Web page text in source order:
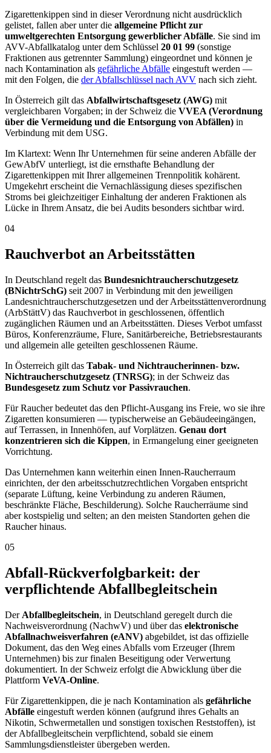
Zigarettenkippen sind in dieser Verordnung nicht ausdrücklich
gelistet, fallen aber unter die allgemeine Pflicht zur
umweltgerechten Entsorgung gewerblicher Abfälle. Sie sind im
AVV-Abfallkatalog unter dem Schlüssel 20 01 99 (sonstige
Fraktionen aus getrennter Sammlung) eingeordnet und können je
nach Kontamination als gefährliche Abfälle eingestuft werden —
mit den Folgen, die der Abfallschlüssel nach AVV nach sich zieht.
In Österreich gilt das Abfallwirtschaftsgesetz (AWG) mit
vergleichbaren Vorgaben; in der Schweiz die VVEA (Verordnung
über die Vermeidung und die Entsorgung von Abfällen) in
Verbindung mit dem USG.
Im Klartext: Wenn Ihr Unternehmen für seine anderen Abfälle der
GewAbfV unterliegt, ist die ernsthafte Behandlung der
Zigarettenkippen mit Ihrer allgemeinen Trennpolitik kohärent.
Umgekehrt erscheint die Vernachlässigung dieses spezifischen
Stroms bei gleichzeitiger Einhaltung der anderen Fraktionen als
Lücke in Ihrem Ansatz, die bei Audits besonders sichtbar wird.
04
Rauchverbot an Arbeitsstätten
In Deutschland regelt das Bundesnichtraucherschutzgesetz
(BNichtrSchG) seit 2007 in Verbindung mit den jeweiligen
Landesnichtraucherschutzgesetzen und der Arbeitsstättenverordnung
(ArbStättV) das Rauchverbot in geschlossenen, öffentlich
zugänglichen Räumen und an Arbeitsstätten. Dieses Verbot umfasst
Büros, Konferenzräume, Flure, Sanitärbereiche, Betriebsrestaurants
und allgemein alle geteilten geschlossenen Räume.
In Österreich gilt das Tabak- und Nichtraucherinnen- bzw.
Nichtraucherschutzgesetz (TNRSG); in der Schweiz das
Bundesgesetz zum Schutz vor Passivrauchen.
Für Raucher bedeutet das den Pflicht-Ausgang ins Freie, wo sie ihre
Zigaretten konsumieren — typischerweise an Gebäudeeingängen,
auf Terrassen, in Innenhöfen, auf Vorplätzen. Genau dort
konzentrieren sich die Kippen, in Ermangelung einer geeigneten
Vorrichtung.
Das Unternehmen kann weiterhin einen Innen-Raucherraum
einrichten, der den arbeitsschutzrechtlichen Vorgaben entspricht
(separate Lüftung, keine Verbindung zu anderen Räumen,
beschränkte Fläche, Beschilderung). Solche Raucherräume sind
aber kostspielig und selten; an den meisten Standorten gehen die
Raucher hinaus.
05
Abfall-Rückverfolgbarkeit: der
verpflichtende Abfallbegleitschein
Der Abfallbegleitschein, in Deutschland geregelt durch die
Nachweisverordnung (NachwV) und über das elektronische
Abfallnachweisverfahren (eANV) abgebildet, ist das offizielle
Dokument, das den Weg eines Abfalls vom Erzeuger (Ihrem
Unternehmen) bis zur finalen Beseitigung oder Verwertung
dokumentiert. In der Schweiz erfolgt die Abwicklung über die
Plattform VeVA-Online.
Für Zigarettenkippen, die je nach Kontamination als gefährliche
Abfälle eingestuft werden können (aufgrund ihres Gehalts an
Nikotin, Schwermetallen und sonstigen toxischen Reststoffen), ist
der Abfallbegleitschein verpflichtend, sobald sie einem
Sammlungsdienstleister übergeben werden.